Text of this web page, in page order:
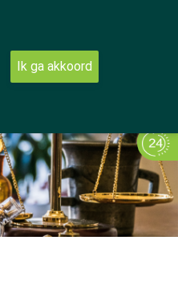
Ik ga akkoord